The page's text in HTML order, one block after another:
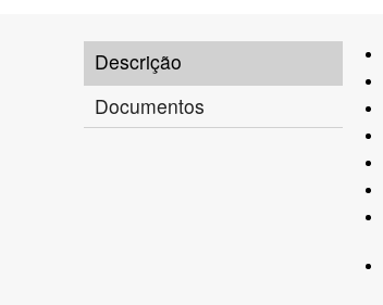
Descrição
Documentos